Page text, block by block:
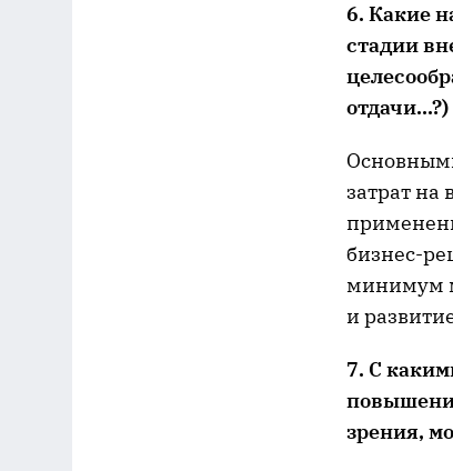
6. Какие
стадии
отдачи...?)
затрат на
бизнес-
минимум
и
7. С
зрения,